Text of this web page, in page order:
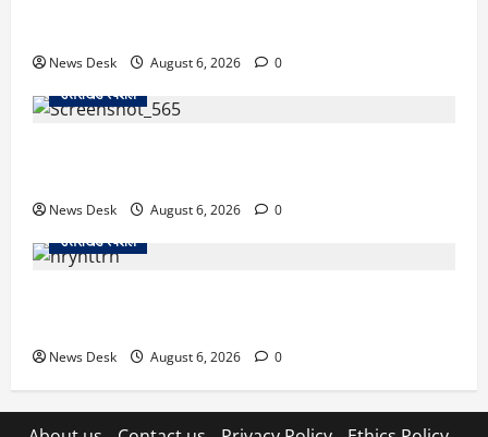
News Desk August 6, 2026
0
उत्तराखंड स्पेशल
News Desk August 6, 2026
0
उत्तराखंड स्पेशल
News Desk August 6, 2026 0